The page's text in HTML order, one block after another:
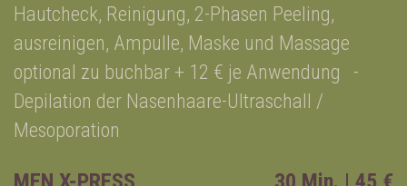
Hautcheck, Reinigung, 2-Phasen Peeling,
ausreinigen, Ampulle, Maske und Massage
optional zu buchbar + 12 € je Anwendung -
Depilation der Nasenhaare-Ultraschall /
Mesoporation